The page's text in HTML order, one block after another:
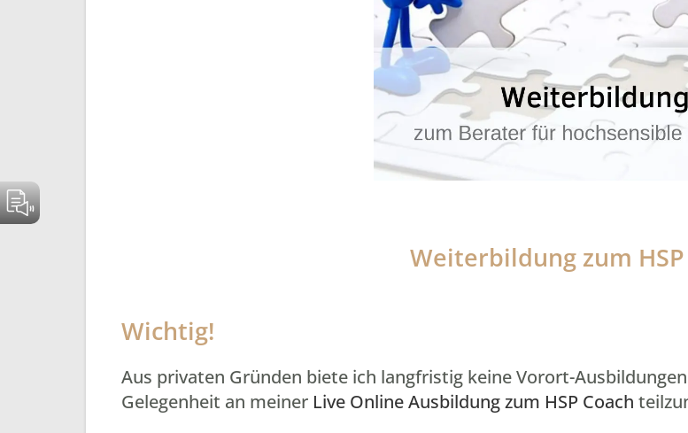
Weiterbildung zum
Wichtig!
Aus privaten Gründen biete ich langfristig keine Vorort-
Gelegenheit an meiner Live Online Ausbildung zum HSP Coach